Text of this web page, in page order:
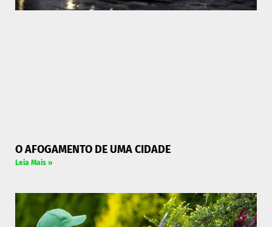
O AFOGAMENTO DE UMA CIDADE
Leia Mais »